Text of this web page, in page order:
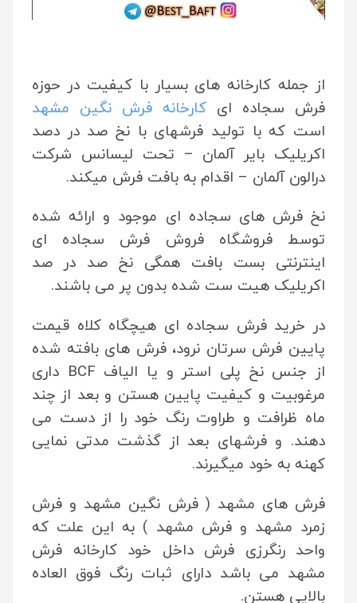
از جمله کارخانه های بسیار با کیفیت در حوزه
فرش سجاده ای کارخانه فرش نگین مشهد
است که با تولید فرشهای با نخ صد در دصد
اکریلیک بایر آلمان – تحت لیسانس شرکت
درالون آلمان – اقدام به بافت فرش میکند.
نخ فرش های سجاده ای موجود و ارائه شده
توسط فروشگاه فروش فرش سجاده ای
اینترنتی بست بافت همگی نخ صد در صد
اکریلیک هیت ست شده بدون پر می باشند.
در خرید فرش سجاده ای هیچگاه کلاه قیمت
پایین فرش سرتان نرود، فرش های بافته شده
از جنس نخ پلی استر و یا الیاف BCF داری
مرغوبیت و کیفیت پایین هستن و بعد از چند
ماه ظرافت و طراوت رنگ خود را از دست می
دهند. و فرشهای بعد از گذشت مدتی نمایی
کهنه به خود میگیرند.
فرش های مشهد ( فرش نگین مشهد و فرش
زمرد مشهد و فرش مشهد ) به این علت که
واحد رنگرزی فرش داخل خود کارخانه فرش
مشهد می باشد دارای ثبات رنگ فوق العاده
بالایی هستن.